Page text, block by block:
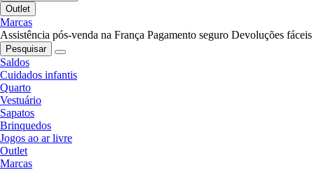
Outlet
Marcas
Assistência pós-venda na França Pagamento seguro Devoluções fáceis
Pesquisar
Saldos
Cuidados infantis
Quarto
Vestuário
Sapatos
Brinquedos
Jogos ao ar livre
Outlet
Marcas